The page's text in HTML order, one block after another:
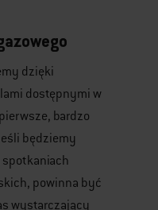
dzięki
dostępnymi w
bardzo
będziemy
powinna być
wystarczający